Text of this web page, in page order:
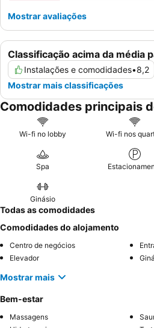
Classificação acima da média
Instalações e comodidades•8,2
Mostrar mais classificações
Mostrar avaliações
Comodidades principais
Wi-fi no lobby Wi-fi nos
Spa
Ginásio
Todas as comodidades
Comodidades do alojamento
Centro de negócios
Elevador
Mostrar mais
Bem-estar
Massagens